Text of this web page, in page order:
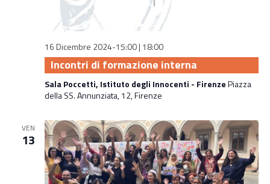
16 Dicembre 2024-15:00| 18:00
Incontri di formazione interna
Sala Poccetti, Istituto degli Innocenti - FirenzePiazza
della SS. Annunziata, 12, Firenze
VEN
13